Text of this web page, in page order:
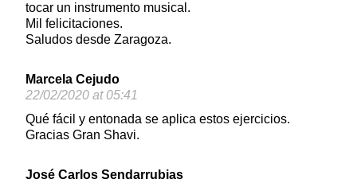
tocar un instrumento musical.
Mil felicitaciones.
Saludos desde Zaragoza.
Marcela Cejudo
22/02/2020 at 05:41
Qué fácil y entonada se aplica estos ejercicios.
Gracias Gran Shavi.
José Carlos Sendarrubias